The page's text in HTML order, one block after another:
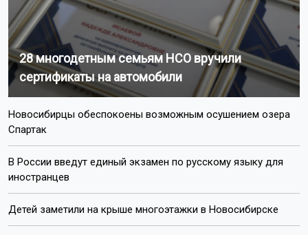
28 многодетным семьям НСО вручили
сертификаты на автомобили
Новосибирцы обеспокоены возможным осушением озера
Спартак
В России введут единый экзамен по русскому языку для
иностранцев
Детей заметили на крыше многоэтажки в Новосибирске